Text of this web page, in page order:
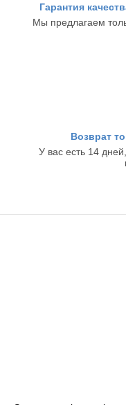
Гарантия
Мы предлагаем
Возврат
У вас есть 14